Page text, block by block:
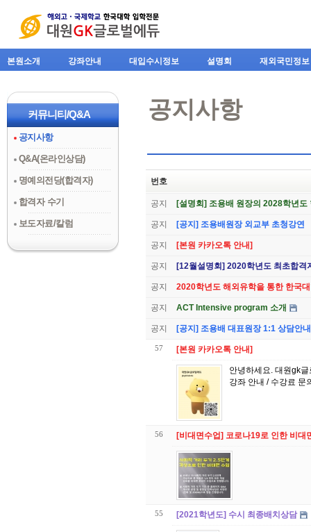
본원소개 강좌안내 대입수시정보 설명회 재외국민정보
커뮤니티/Q&A
공지사항
Q&A(온라인상담)
명예의전당(합격자)
합격자 수기
보도자료/칼럼
공지사항
번호
공지 [설명회] 조용배 원장의 2028학년도
공지 [공지] 조용배원장 외교부 초청강연
공지 [본원 카카오톡 안내]
공지 [12월설명회] 2020학년도 최초합격
공지 2020학년도 해외유학을 통한 한국
공지 ACT Intensive program 소개
공지 [공지] 조용배 대표원장 1:1 상담안내
57 [본원 카카오톡 안내]
안녕하세요. 대원gk
강좌 안내 / 수강료 문
56 [비대면수업] 코로나19로 인한 비대
55 [2021학년도] 수시 최종배치상담